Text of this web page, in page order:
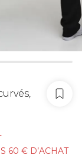
60 € D’ACHAT